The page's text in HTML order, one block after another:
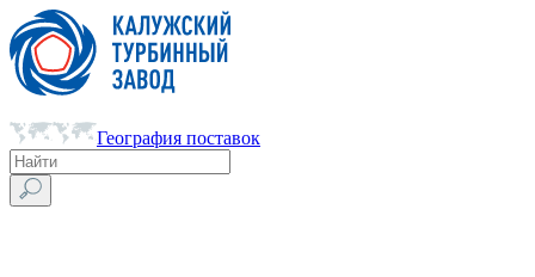
География поставок